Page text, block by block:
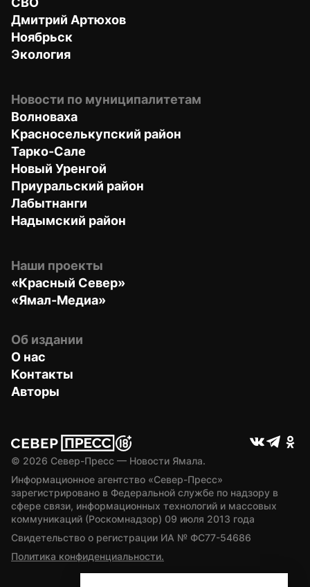
Дмитрий Артюхов
Ноябрьск
Экология
Новости по муниципалитетам
Волноваха
Красноселькупский район
Тарко-Сале
Новый Уренгой
Приуральский район
Лабытнанги
Надымский район
Наши проекты
«Красный Север»
«Ямал-Медиа»
Об издании
О нас
Контакты
Авторы
© 2026 Север-Пресс — Новости Ямала.
Информационное агентство «Север-Пресс»
зарегистрировано в Федеральной службе по надзору в
сфере связи, информационных технологий и массовых
коммуникаций (Роскомнадзор) 09 июля 2013 года
Свидетельство о регистрации ИА № ФС77-54686
Политика конфиденциальности.